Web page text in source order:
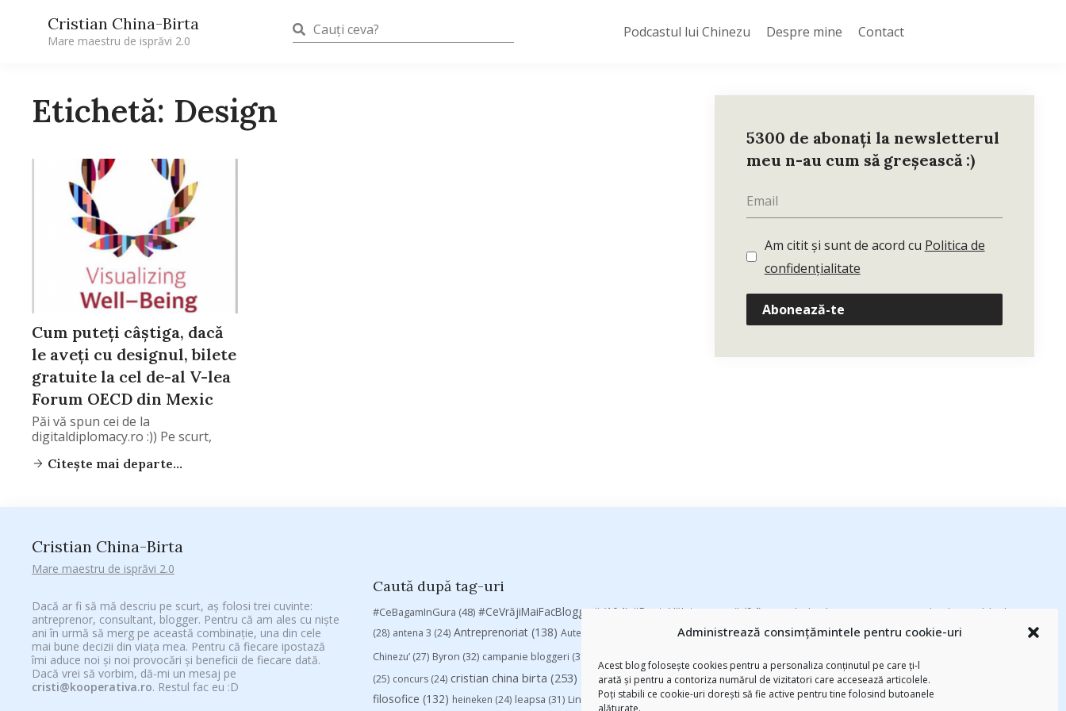
Administrează consimțămintele pentru cookie-uri
Acest blog folosește cookies pentru a personaliza conținutul pe care ți-l
arată și pentru a contoriza numărul de vizitatori care accesează articolele.
Poți stabili ce cookie-uri dorești să fie active pentru tine folosind butoanele
alăturate.
Cristian China-Birta
Mare maestru de isprăvi 2.0
Podcastul lui Chinezu Despre mine Contact
Etichetă: Design
Cum puteți câștiga, dacă
le aveți cu designul, bilete
gratuite la cel de-al V-lea
Forum OECD din Mexic
Păi vă spun cei de la
digitaldiplomacy.ro :)) Pe scurt,
Citește mai departe...
5300 de abonați la newsletterul
meu n-au cum să greșească :)
Am citit și sunt de acord cu Politica de
confidențialitate
Abonează-te
Cristian China-Birta
Mare maestru de isprăvi 2.0
Dacă ar fi să mă descriu pe scurt, aș folosi trei cuvinte:
antreprenor, consultant, blogger. Pentru că am ales cu niște
ani în urmă să merg pe această combinație, una din cele
mai bune decizii din viața mea. Pentru că fiecare ipostază
îmi aduce noi și noi provocări și beneficii de fiecare dată.
Dacă vrei să vorbim, dă-mi un mesaj pe
cristi@kooperativa.ro. Restul fac eu :D
Caută după tag-uri
#CeBagamInGura (48) #CeVrăjiMaiFacBloggerii (104) #PoateVăInteresează (94) #PrinThailandaMea #ZiuaȘiProdusul
adi hădean
(28) antena 3 (24) Antreprenoriat (138) Autenticitate baia mare(24) basescu(43) Blogal Initiative(26) brand personal(30) Brandu’ lu’
Chinezu’ (27) Byron (32) campanie bloggeri (31)
(25) concurs (24) cristian china birta (253) Despre cartile pe care le-am citit(258) digital(154) federatia romana de rugby
filosofice (132) heineken (24) leapsa (31) Linkurile zilei(39) manafu(33) mara(27) marius matache (24) Parenting(55) Recomandările zilei din